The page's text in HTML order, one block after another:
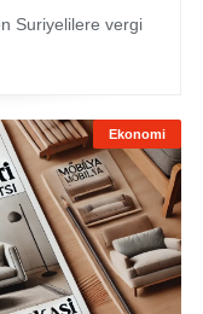
Suriyelilere vergi
Ekonomi